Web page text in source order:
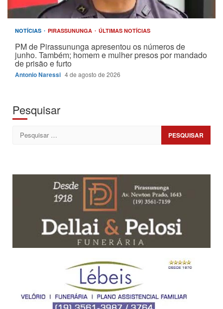
NOTÍCIAS PIRASSUNUNGA ÚLTIMAS NOTÍCIAS
PM de Pirassununga apresentou os números de
junho. Também; homem e mulher presos por mandado
de prisão e furto
Antonio Naressi 4 de agosto de 2026
Pesquisar
Pesquisar